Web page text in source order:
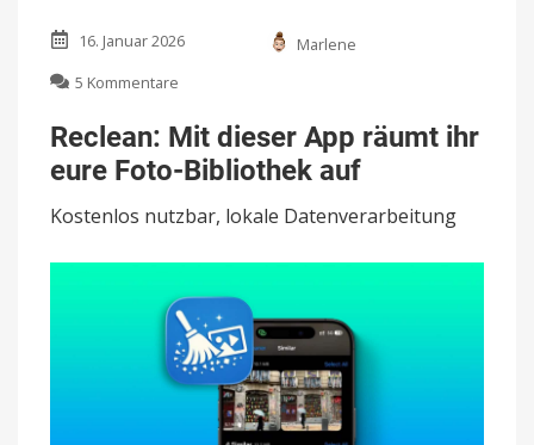
16. Januar 2026
Marlene
5 Kommentare
Mit
dieser
App
ihr
Foto-
auf
Reclean: Mit dieser App räumt ihr
eure Foto-Bibliothek auf
Kostenlos nutzbar, lokale Datenverarbeitung